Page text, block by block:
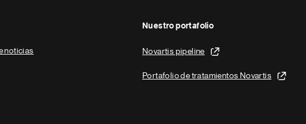
noticias
Nuestro portafolio
Novartis pipeline
Portafolio de tratamientos Novartis